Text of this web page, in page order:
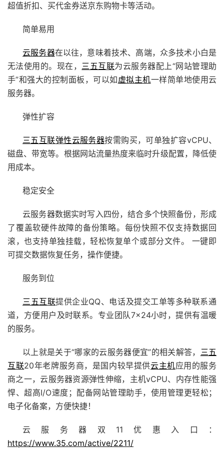
超值折扣、买代金券送京东购物卡等活动。
简单易用
云服务器在以往，意味着技术、高端，众多技术小白是
无法使用的。现在， 三五互联为云服务器配上“网站管理助
手”和强大的控制面板，可以如虚拟主机一样简单地使用云
服务器。
弹性扩容
三五互联弹性云服务器按需购买，可单独扩容vCPU、
磁盘、带宽等。根据网站流量热度来临时升级配置，降低使
用成本。
稳定安全
云服务器数据实时写入四份，结合多个快照备份，形成
了覆盖软硬件故障的备份策略。每份快照不仅支持数据回
滚，也支持单独挂载，轻松恢复单个或部分文件。 一键即
可提交数据恢复任务，操作便捷。
服务到位
三五互联提供企业QQ、电话及提交工单等多种联系通
道，方便用户及时联系。专业团队7×24小时，提供有温暖
的服务。
以上就是关于“哪家的云服务器便宜”的相关解答， 三五
互联20年老牌服务商，是国内较早提供云主机应用的服务
商之一，云服务器资源弹性伸缩，主机vCPU、内存性能强
悍、超高I/O速度；配备网站管理助手，使用管理更轻松；
电子化备案，方便快捷！
云服务器双11优惠入口：
https://www.35.com/active/2211/